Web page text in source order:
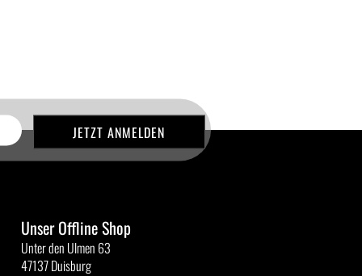
Unser Offline Shop
Unter den Ulmen 63
47137 Duisburg